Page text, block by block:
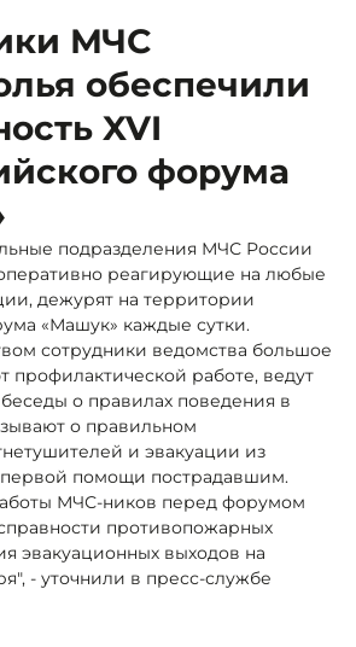
МЧС
обеспечили
XVI
форума
подразделения МЧС России
реагирующие на любые
дежурят на территории
«Машук» каждые сутки.
сотрудники ведомства большое
профилактической работе, ведут
о правилах поведения в
о правильном
и эвакуации из
первой помощи пострадавшим.
МЧС-ников перед форумом
противопожарных
эвакуационных выходов на
- уточнили в пресс-службе